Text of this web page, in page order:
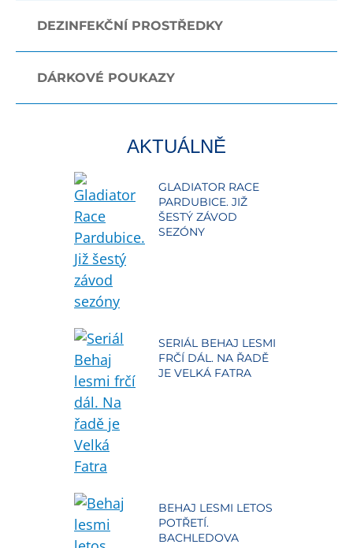
DEZINFEKČNÍ PROSTŘEDKY
DÁRKOVÉ POUKAZY
AKTUÁLNĚ
GLADIATOR RACE
PARDUBICE. JIŽ
ŠESTÝ ZÁVOD
SEZÓNY
SERIÁL BEHAJ LESMI
FRČÍ DÁL. NA ŘADĚ
JE VELKÁ FATRA
BEHAJ LESMI LETOS
POTŘETÍ.
BACHLEDOVA